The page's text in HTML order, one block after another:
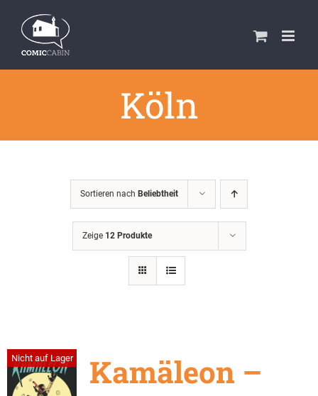
Inhalt
springen
Köln
Sortieren nach Beliebtheit
Zeige 12 Produkte
Nicht auf Lager
Kamäleon –